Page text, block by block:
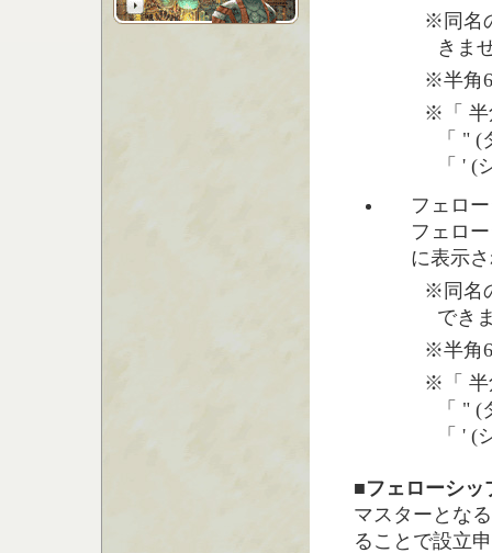
※同名
きま
※半角
※「 半
「 "
「 '
フェロ
フェロ
に表示
※同名
でき
※半角
※「 半
「 "
「 '
■フェローシッ
マスターとな
ることで設立